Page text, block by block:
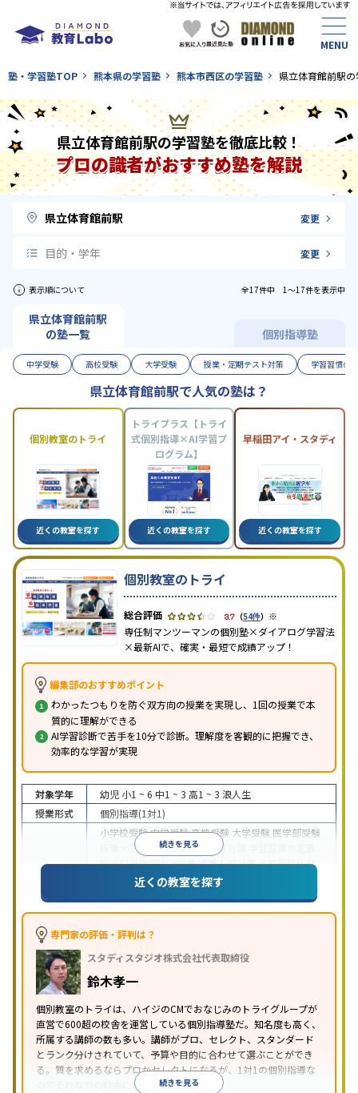
塾・学習塾TOP 熊本県の学習塾 熊本市西区の学習塾 県立体育館前駅
県立体育館前駅の学習塾を徹底比較！
プロの識者がおすすめ塾を解説
県立体育館前駅 変更
目的・学年 変更
表示順について 全17件中 1〜17件を表示中
県立体育館前駅
の塾一覧
個別指導塾
中学受験 高校受験 大学受験 授業・定期テスト対策 学習習慣の
県立体育館前駅で人気の塾は？
個別教室のトライ
近くの教室を探す
トライプラス【トライ
式個別指導×AI学習プ
ログラム】
近くの教室を探す
早稲田アイ・スタディ
近くの教室を探す
個別教室のトライ
3.7 （54件） ※
専任制マンツーマンの個別塾×ダイアログ学習法
×最新AIで、確実・最短で成績アップ！
編集部のおすすめポイント
わかったつもりを防ぐ双方向の授業を実現し、1回の授業で本
質的に理解ができる
AI学習診断で苦手を10分で診断。理解度を客観的に把握でき、
効率的な学習が実現
続きを見る
対象学年 幼児 小1 ~ 6 中1 ~ 3 高1 ~ 3 浪人生
授業形式
個別指導(1対1)
小学校受験中学受験高校受験 大学受験 医学部受験
授業・定期テスト対策
内申点対策
総合型選抜(旧AO)対策推薦入試対策学校別特化対
国公立大対策私大対策 共通テスト対策
語・英会話特化対策その他科目別特化対策
特徴
中高一貫校生に対応
応
学習にPC・タブレットを利用
科目から受講可能季節講習のみの受講可
の子どもに対応
※2023年3月調査。
近くの教室を探す
専門家の評価・評判は？
スタディスタジオ株式会社代表取締役
鈴木孝一
個別教室のトライは、ハイジのCMでおなじみのトライグループが
直営で600超の校舎を運営している個別指導塾だ。知名度も高く、
所属する講師の数も多い。講師がプロ、セレクト、スタンダード
とランク分けされていて、予算や目的に合わせて選ぶことができ
る。質を求めるならプロかセレクトになるが、1対1の個別指導な
のでそれなりの料金になる。続きを見る